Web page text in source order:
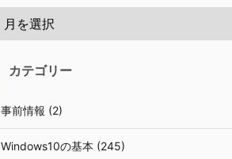
カテゴリー
事前情報 (2)
Windows10の基本 (245)